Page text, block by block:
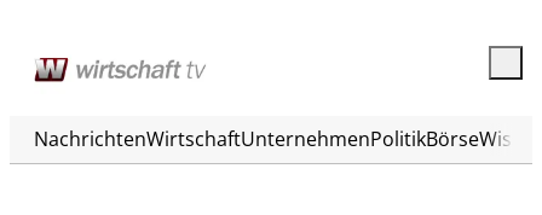
NachrichtenWirtschaftUnternehmenPolitikBörse